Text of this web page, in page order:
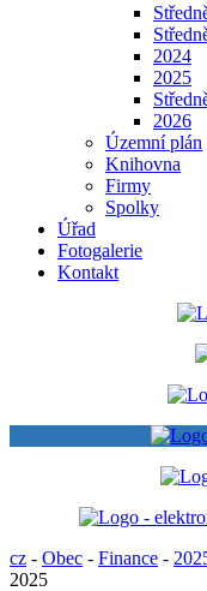
2024
2025
2026
Územní plán
Knihovna
Firmy
Spolky
Úřad
Fotogalerie
Kontakt
cz - Obec - Finance -
2025